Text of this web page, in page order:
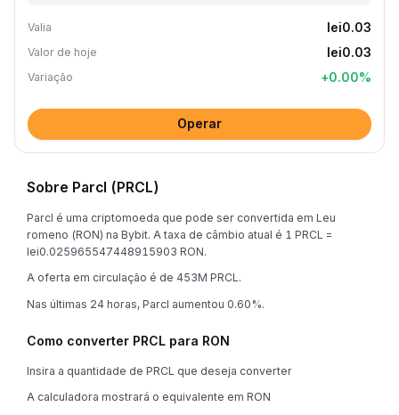
Valia lei0.03
Valor de hoje lei0.03
Variação +0.00%
Operar
Sobre Parcl (PRCL)
Parcl é uma criptomoeda que pode ser convertida em Leu
romeno (RON) na Bybit. A taxa de câmbio atual é 1 PRCL =
lei0.025965547448915903 RON.
A oferta em circulação é de 453M PRCL.
Nas últimas 24 horas, Parcl aumentou 0.60%.
Como converter PRCL para RON
Insira a quantidade de PRCL que deseja converter
A calculadora mostrará o equivalente em RON